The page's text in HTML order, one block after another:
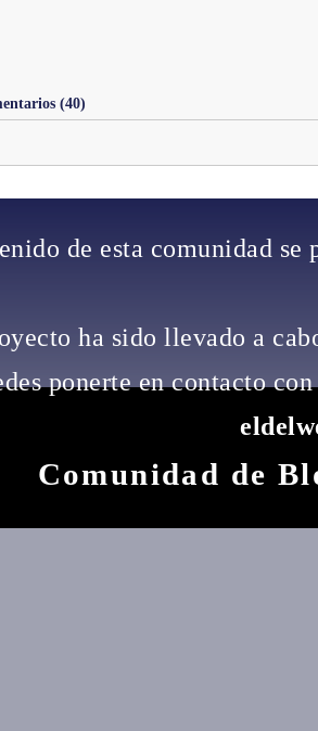
(40)
de esta comunidad
ha sido llevado a
ponerte en contacto
Comunidad de